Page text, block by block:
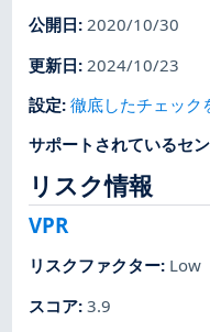
公開日:2020/10/30
更新日: 2024/10/23
設定:徹底したチェッ
サポートされているセ
リスク情報
VPR
リスクファクター: Low
スコア:3.9